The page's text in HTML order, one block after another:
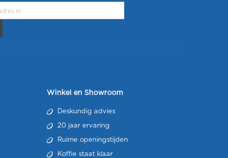
Winkel en Showroom
Deskundig advies
20 jaar ervaring
Ruime openingstijden
Koffie staat klaar